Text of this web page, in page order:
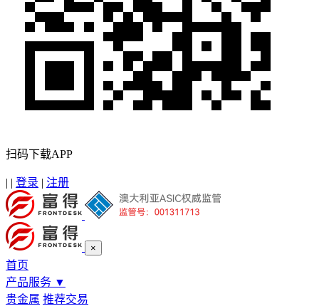
扫码下载APP
| | 登录 | 注册
×
首页
产品服务 ▼
贵金属 推荐交易